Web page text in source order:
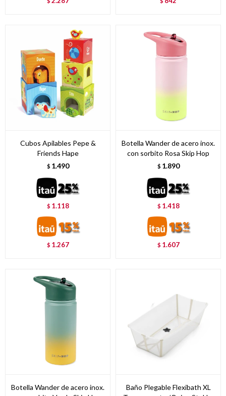
Cubos Apilables Pepe &
Friends Hape
$ 1.490
$ 1.118
$ 1.267
Botella Wander de acero inox.
con sorbito Rosa Skip Hop
$ 1.890
$ 1.418
$ 1.607
Botella Wander de acero inox.
Baño Plegable Flexibath XL